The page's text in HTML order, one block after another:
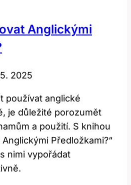
Anglickými
2025
používat anglické
je důležité porozumět
a použití. S knihou
Anglickými Předložkami?“
nimi vypořádat